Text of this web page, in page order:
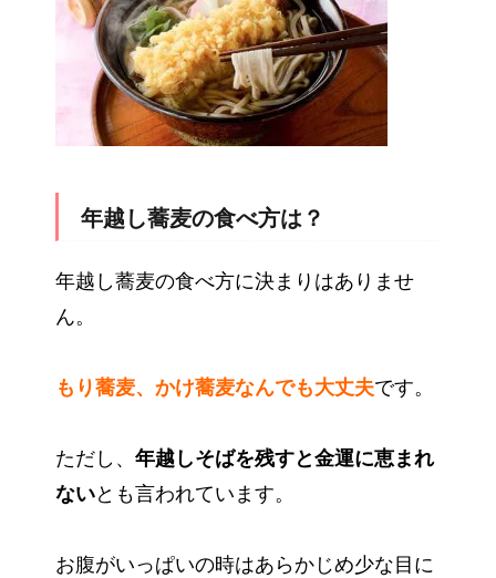
年越し蕎麦の食べ方は？
年越し蕎麦の食べ方に決まりはありませ
ん。
もり蕎麦、かけ蕎麦なんでも大丈夫です。
ただし、 年越しそばを残すと金運に恵まれ
ないとも言われています。
お腹がいっぱいの時はあらかじめ少な目に